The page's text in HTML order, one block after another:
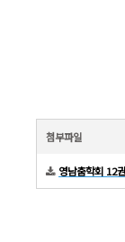
첨부파일
영남춤학회 12